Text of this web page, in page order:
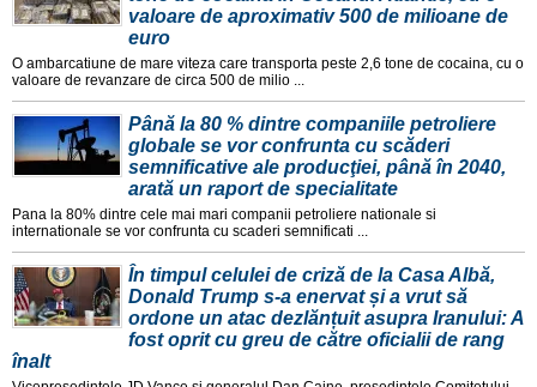
valoare de aproximativ 500 de milioane de
euro
O ambarcatiune de mare viteza care transporta peste 2,6 tone de cocaina, cu o
valoare de revanzare de circa 500 de milio ...
Până la 80 % dintre companiile petroliere
globale se vor confrunta cu scăderi
semnificative ale producţiei, până în 2040,
arată un raport de specialitate
Pana la 80% dintre cele mai mari companii petroliere nationale si
internationale se vor confrunta cu scaderi semnificati ...
În timpul celulei de criză de la Casa Albă,
Donald Trump s-a enervat și a vrut să
ordone un atac dezlănțuit asupra Iranului: A
fost oprit cu greu de către oficialii de rang
înalt